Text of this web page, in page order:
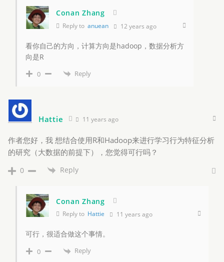
Conan Zhang
Reply to anuean 12 years ago
看你自己的方向，计算方向是hadoop，数据分析方
向是R
0 Reply
Hattie 11 years ago
作者您好，我 想结合使用R和Hadoop来进行学习行为特征分析
的研究（大数据的前提下），您觉得可行吗？
0 Reply
Conan Zhang
Reply to Hattie 11 years ago
可行，很适合做这个事情。
0 Reply